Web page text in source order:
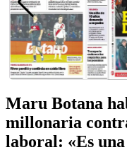
Maru Botana
millonaria
laboral: «Es